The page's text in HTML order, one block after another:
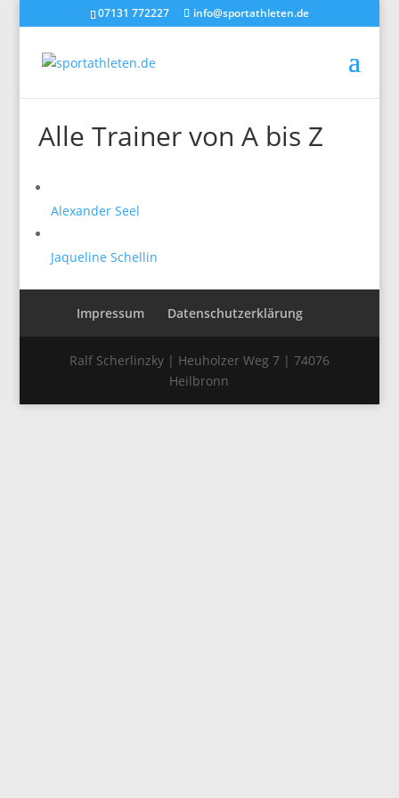
07131 772227 info@sportathleten.de
Alle Trainer von A bis Z
Alexander Seel
Jaqueline Schellin
Impressum Datenschutzerklärung
Ralf Scherlinzky | Heuholzer Weg 7 | 74076
Heilbronn